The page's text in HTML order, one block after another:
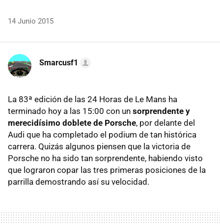
14 Junio 2015
Smarcusf1
La 83ª edición de las 24 Horas de Le Mans ha
terminado hoy a las 15:00 con un sorprendente y
merecidísimo doblete de Porsche, por delante del
Audi que ha completado el podium de tan histórica
carrera. Quizás algunos piensen que la victoria de
Porsche no ha sido tan sorprendente, habiendo visto
que lograron copar las tres primeras posiciones de la
parrilla demostrando así su velocidad.